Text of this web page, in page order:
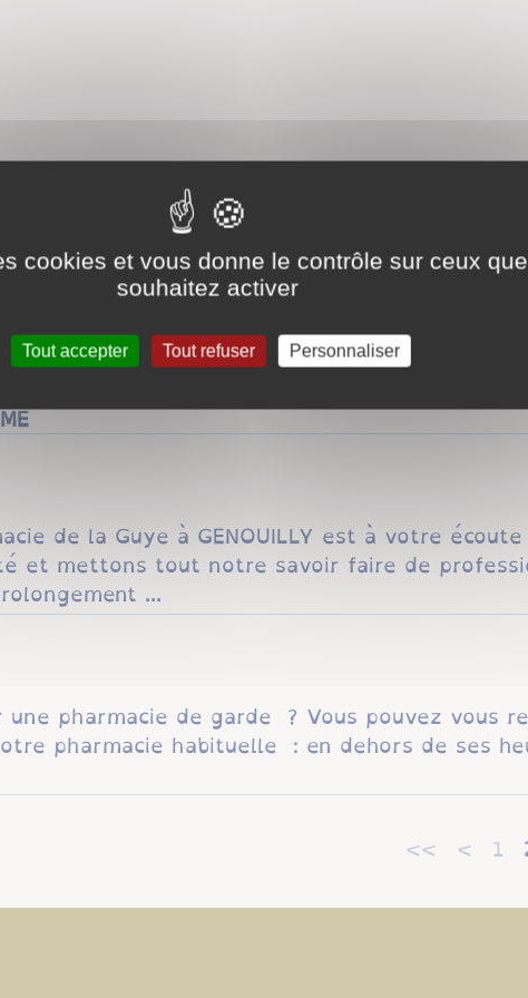
de la Guye à GENOUILLY est à votre
et mettons tout notre savoir faire de
...
pharmacie de garde ? Vous pouvez vous
pharmacie habituelle : en dehors de ses
<< < 1
cookies et vous donne le contrôle sur ceux
souhaitez activer
Tout accepter Tout refuser Personnaliser